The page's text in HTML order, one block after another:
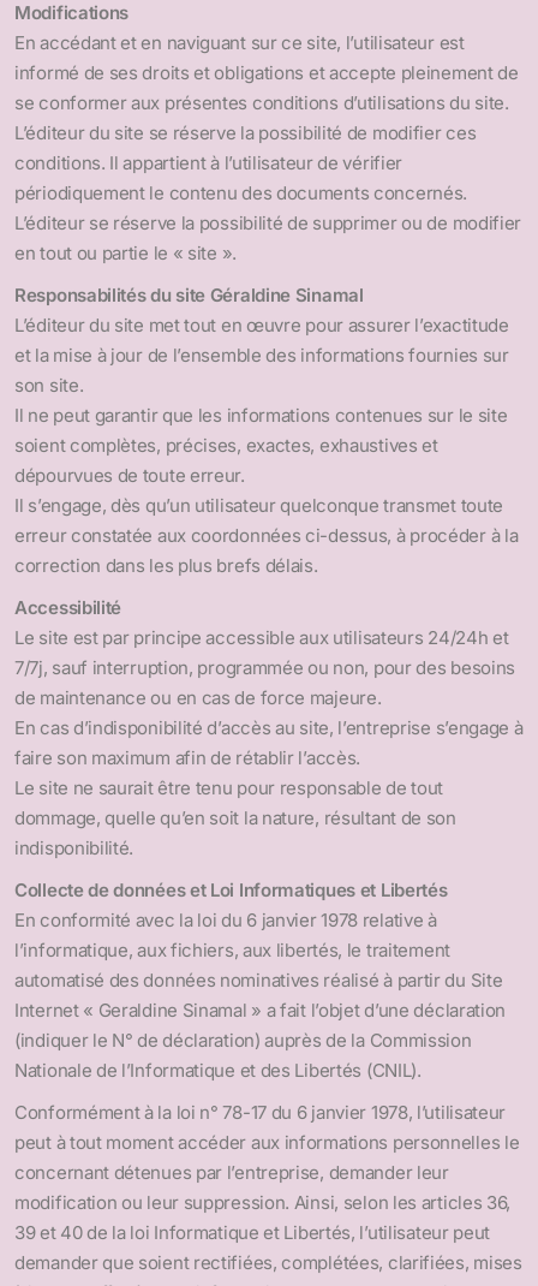
Modifications
En accédant et en naviguant sur ce site, l’utilisateur est
informé de ses droits et obligations et accepte pleinement de
se conformer aux présentes conditions d’utilisations du site.
L’éditeur du site se réserve la possibilité de modifier ces
conditions. Il appartient à l’utilisateur de vérifier
périodiquement le contenu des documents concernés.
L’éditeur se réserve la possibilité de supprimer ou de modifier
en tout ou partie le « site ».
Responsabilités du site Géraldine Sinamal
L’éditeur du site met tout en œuvre pour assurer l’exactitude
et la mise à jour de l’ensemble des informations fournies sur
son site.
Il ne peut garantir que les informations contenues sur le site
soient complètes, précises, exactes, exhaustives et
dépourvues de toute erreur.
Il s’engage, dès qu’un utilisateur quelconque transmet toute
erreur constatée aux coordonnées ci-dessus, à procéder à la
correction dans les plus brefs délais.
Accessibilité
Le site est par principe accessible aux utilisateurs 24/24h et
7/7j, sauf interruption, programmée ou non, pour des besoins
de maintenance ou en cas de force majeure.
En cas d’indisponibilité d’accès au site, l’entreprise s’engage à
faire son maximum afin de rétablir l’accès.
Le site ne saurait être tenu pour responsable de tout
dommage, quelle qu’en soit la nature, résultant de son
indisponibilité.
Collecte de données et Loi Informatiques et Libertés
En conformité avec la loi du 6 janvier 1978 relative à
l’informatique, aux fichiers, aux libertés, le traitement
automatisé des données nominatives réalisé à partir du Site
Internet « Geraldine Sinamal » a fait l’objet d’une déclaration
(indiquer le N° de déclaration) auprès de la Commission
Nationale de l’Informatique et des Libertés (CNIL).
Conformément à la loi n° 78-17 du 6 janvier 1978, l’utilisateur
peut à tout moment accéder aux informations personnelles le
concernant détenues par l’entreprise, demander leur
modification ou leur suppression. Ainsi, selon les articles 36,
39 et 40 de la loi Informatique et Libertés, l’utilisateur peut
demander que soient rectifiées, complétées, clarifiées, mises